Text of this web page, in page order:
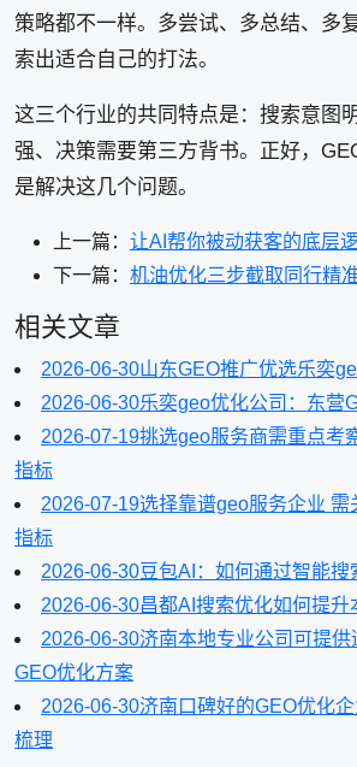
策略都不一样。多尝试、多总结、多
索出适合自己的打法。
这三个行业的共同特点是：搜索意图
强、决策需要第三方背书。正好，
是解决这几个问题。
上一篇： 让AI帮你被动获客的底层
下一篇： 机油优化三步截取同行精
相关文章
2026-06-30山东GEO推广优选乐奕
2026-06-30乐奕geo优化公司：东营
2026-07-19挑选geo服务商需重点考
指标
2026-07-19选择靠谱geo服务企业
指标
2026-06-30豆包AI：如何通过智能
2026-06-30昌都AI搜索优化如何提
2026-06-30济南本地专业公司可提供
GEO优化方案
2026-06-30济南口碑好的GEO优化
梳理